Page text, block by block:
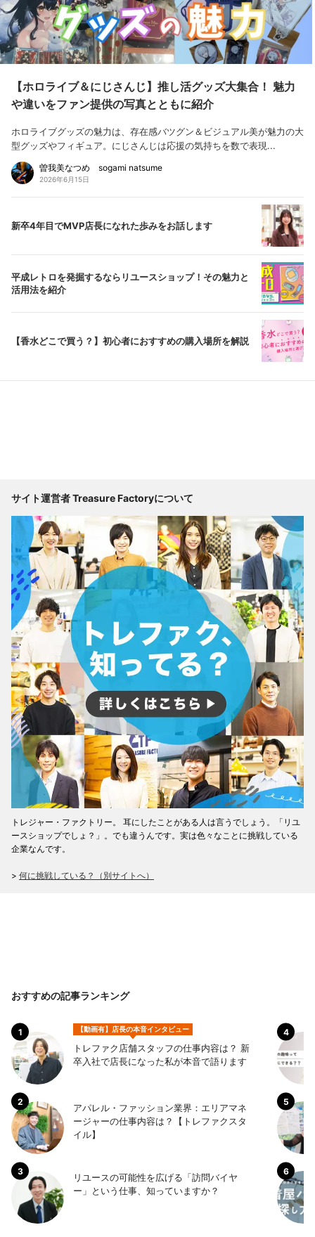
【ホロライブ＆にじさんじ】推し活グッズ大集合！ 魅力
や違いをファン提供の写真とともに紹介
ホロライブグッズの魅力は、存在感バツグン＆ビジュアル美が魅力の大
型グッズやフィギュア。にじさんじは応援の気持ちを数で表現...
曽我美なつめ sogami natsume
2026年6月15日
新卒4年目でMVP店長になれた歩みをお話します
平成レトロを発掘するならリユースショップ！その魅力と
活用法を紹介
【香水どこで買う？】初心者におすすめの購入場所を解説
サイト運営者 Treasure Factoryについて
トレジャー・ファクトリー。 耳にしたことがある人は言うでしょう。「リユ
ースショップでしょ？」。でも違うんです。実は色々なことに挑戦している
企業なんです。
> 何に挑戦している？（別サイトへ）
おすすめの記事ランキング
【動画有】店長の本音インタビュー
トレファク店舗スタッフの仕事内容は？ 新
卒入社で店長になった私が本音で語ります
アパレル・ファッション業界：エリアマネ
ージャーの仕事内容は？【トレファクスタ
イル】
リユースの可能性を広げる「訪問バイヤ
ー」という仕事、知っていますか？